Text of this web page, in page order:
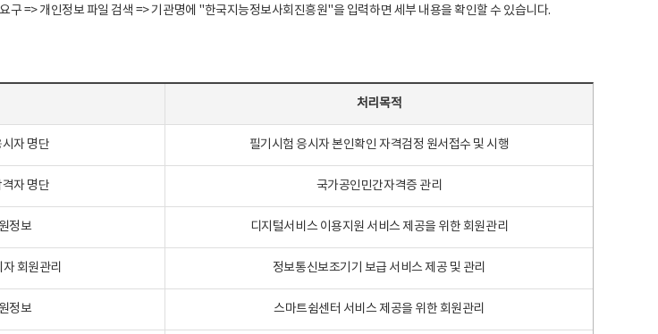
=> 개인정보 파일 검색 => 기관명에 "한국지능정보사회진흥원"을 입력하면 세부 내용을 확인할 수 있습니다.
처리목적
자 명단 필기시험 응시자 본인확인 자격검정 원서접수 및 시행
자 명단 국가공인민간자격증 관리
정보 디지털서비스 이용지원 서비스 제공을 위한 회원관리
회원관리 정보통신보조기기 보급 서비스 제공 및 관리
정보 스마트쉼센터 서비스 제공을 위한 회원관리